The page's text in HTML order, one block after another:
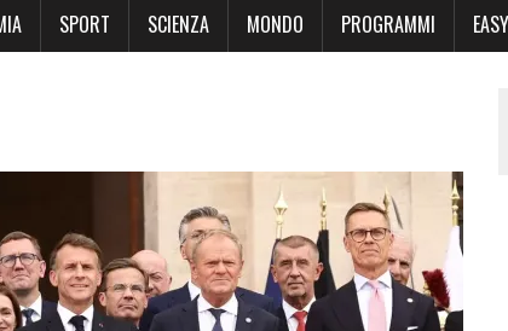
SPORT SCIENZA MONDO PROGRAMMI